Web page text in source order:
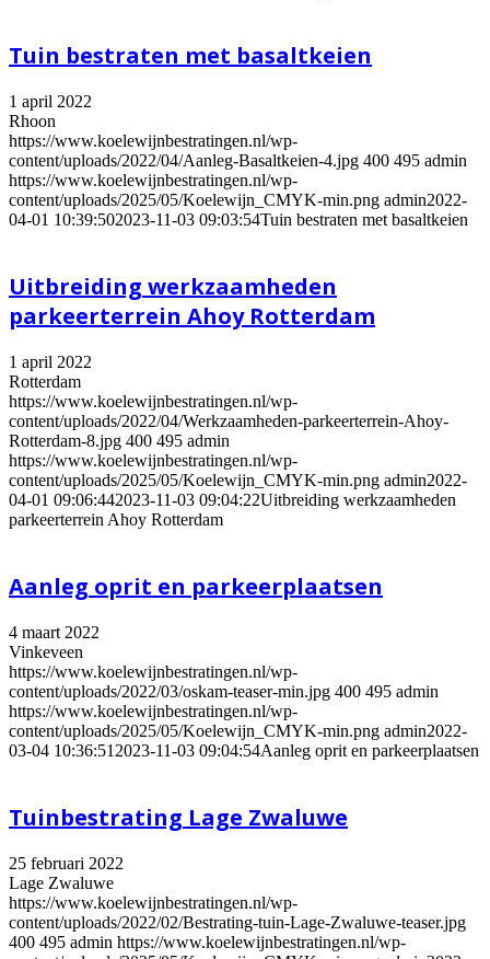
Tuin bestraten met basaltkeien
1 april 2022
Rhoon
https://www.koelewijnbestratingen.nl/wp-
content/uploads/2022/04/Aanleg-Basaltkeien-4.jpg 400 495 admin
https://www.koelewijnbestratingen.nl/wp-
content/uploads/2025/05/Koelewijn_CMYK-min.png admin2022-
04-01 10:39:502023-11-03 09:03:54Tuin bestraten met basaltkeien
Uitbreiding werkzaamheden
parkeerterrein Ahoy Rotterdam
1 april 2022
Rotterdam
https://www.koelewijnbestratingen.nl/wp-
content/uploads/2022/04/Werkzaamheden-parkeerterrein-Ahoy-
Rotterdam-8.jpg 400 495 admin
https://www.koelewijnbestratingen.nl/wp-
content/uploads/2025/05/Koelewijn_CMYK-min.png admin2022-
04-01 09:06:442023-11-03 09:04:22Uitbreiding werkzaamheden
parkeerterrein Ahoy Rotterdam
Aanleg oprit en parkeerplaatsen
4 maart 2022
Vinkeveen
https://www.koelewijnbestratingen.nl/wp-
content/uploads/2022/03/oskam-teaser-min.jpg 400 495 admin
https://www.koelewijnbestratingen.nl/wp-
content/uploads/2025/05/Koelewijn_CMYK-min.png admin2022-
03-04 10:36:51 2023-11-03 09:04:54Aanleg oprit en parkeerplaatsen
Tuinbestrating Lage Zwaluwe
25 februari 2022
Lage Zwaluwe
https://www.koelewijnbestratingen.nl/wp-
content/uploads/2022/02/Bestrating-tuin-Lage-Zwaluwe-teaser.jpg
400 495 admin https://www.koelewijnbestratingen.nl/wp-